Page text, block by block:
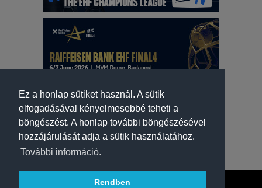
Ez a honlap sütiket használ. A sütik
elfogadásával kényelmesebbé teheti a
böngészést. A honlap további böngészésével
hozzájárulását adja a sütik használatához.
További információ.
Rendben